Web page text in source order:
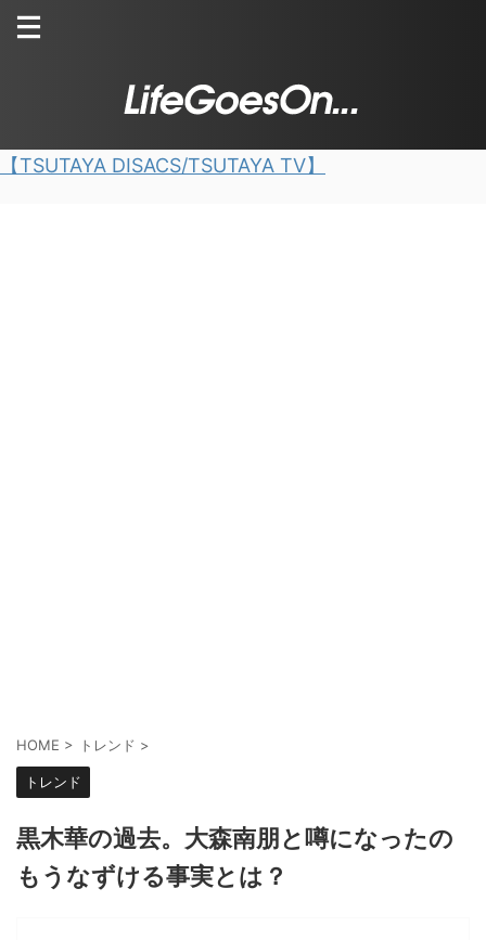
【TSUTAYA DISACS/TSUTAYA TV】
HOME > トレンド >
トレンド
黒木華の過去。大森南朋と噂になったの
もうなずける事実とは？